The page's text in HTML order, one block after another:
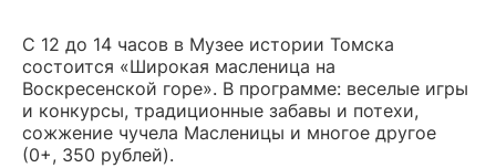
С 12 до 14 часов в Музее истории Томска
состоится «Широкая масленица на
Воскресенской горе». В программе: веселые игры
и конкурсы, традиционные забавы и потехи,
сожжение чучела Масленицы и многое другое
(0+, 350 рублей).